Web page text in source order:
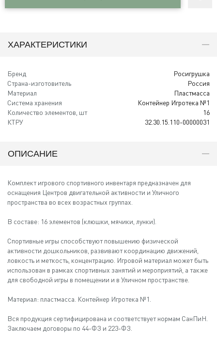
ХАРАКТЕРИСТИКИ
Бренд
Росигрушка
Страна-изготовитель
Россия
Материал
Пластмасса
Система хранения
Контейнер Игротека №1
Количество элементов, шт
16
КТРУ
32.30.15.110-00000031
ОПИСАНИЕ
Комплект игрового спортивного инвентаря предназначен для
оснащения Центров двигательной активности и Уличного
пространства во всех возрастных группах.
В составе: 16 элементов (клюшки, мячики, лунки).
Спортивные игры способствуют повышению физической
активности дошкольников, развивают координацию движений,
ловкость и меткость, концентрацию. Игровой материал может быть
использован в рамках спортивных занятий и мероприятий, а также
для свободной игры в помещении и в Уличном пространстве.
Материал: пластмасса. Контейнер Игротека №1.
Вся продукция сертифицирована и соответствует нормам СанПиН.
Заключаем договоры по 44-ФЗ и 223-ФЗ.